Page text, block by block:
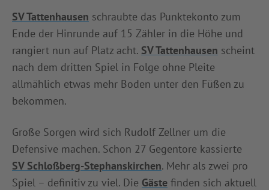
SV Tattenhausen schraubte das Punktekonto zum
Ende der Hinrunde auf 15 Zähler in die Höhe und
rangiert nun auf Platz acht. SV Tattenhausen scheint
nach dem dritten Spiel in Folge ohne Pleite
allmählich etwas mehr Boden unter den Füßen zu
bekommen.
Große Sorgen wird sich Rudolf Zellner um die
Defensive machen. Schon 27 Gegentore kassierte
SV Schloßberg-Stephanskirchen. Mehr als zwei pro
Spiel – definitiv zu viel. Die Gäste finden sich aktuell